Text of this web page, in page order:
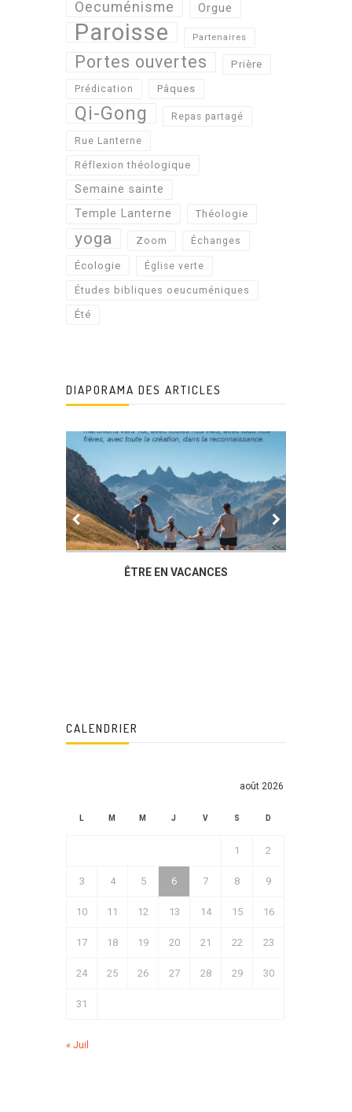
Oecuménisme Orgue
Paroisse Partenaires
Portes ouvertes Prière
Prédication Pâques
Qi-Gong Repas partagé
Rue Lanterne
Réflexion théologique
Semaine sainte
Temple Lanterne
Théologie
yoga Zoom Échanges
Écologie Église verte
Études bibliques oeucuméniques
Été
DIAPORAMA DES ARTICLES
ÊTRE EN VACANCES
CALENDRIER
août 2026
L M M J V S D
1 2
3 4 5 6 7 8 9
10 11 12 13 14 15 16
17 18 19 20 21 22 23
24 25 26 27 28 29 30
31
« Juil